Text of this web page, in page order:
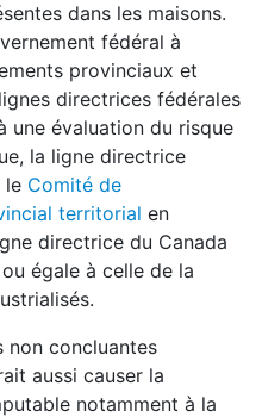
dans les maisons.
fédéral à
provinciaux et
directrices fédérales
une évaluation du risque
la ligne directrice
le Comité de
territorial en
directrice du Canada
égale à celle de la
non concluantes
aussi causer la
notamment à la